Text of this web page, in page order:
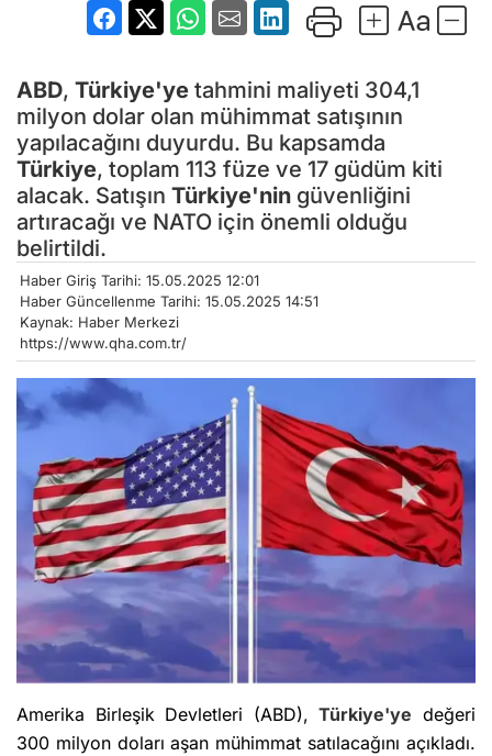
ABD, Türkiye'ye tahmini maliyeti 304,1
milyon dolar olan mühimmat satışının
yapılacağını duyurdu. Bu kapsamda
Türkiye, toplam 113 füze ve 17 güdüm kiti
alacak. Satışın Türkiye'nin güvenliğini
artıracağı ve NATO için önemli olduğu
belirtildi.
Haber Giriş Tarihi: 15.05.2025 12:01
Haber Güncellenme Tarihi: 15.05.2025 14:51
Kaynak: Haber Merkezi
https://www.qha.com.tr/
Amerika Birleşik Devletleri (ABD),Türkiye'ye değeri
300 milyon doları aşan mühimmat satılacağını açıkladı.